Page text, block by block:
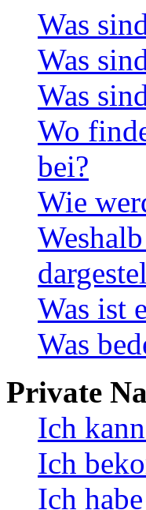
Was
Was
Was
Wo
bei?
Wie
Was ist
Was
Private
Ich
Ich
Ich